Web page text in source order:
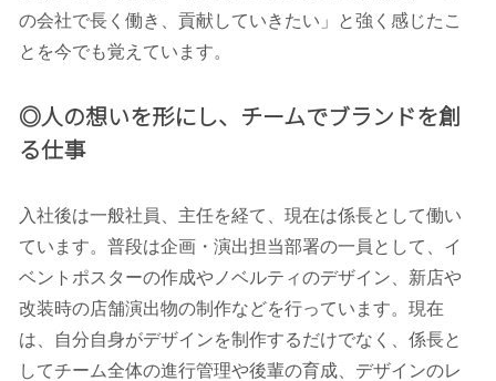
の会社で長く働き、貢献していきたい」と強く感じたこ
とを今でも覚えています。
◎人の想いを形にし、チームでブランドを創
る仕事
入社後は一般社員、主任を経て、現在は係長として働い
ています。普段は企画・演出担当部署の一員として、イ
ベントポスターの作成やノベルティのデザイン、新店や
改装時の店舗演出物の制作などを行っています。現在
は、自分自身がデザインを制作するだけでなく、係長と
してチーム全体の進行管理や後輩の育成、デザインのレ